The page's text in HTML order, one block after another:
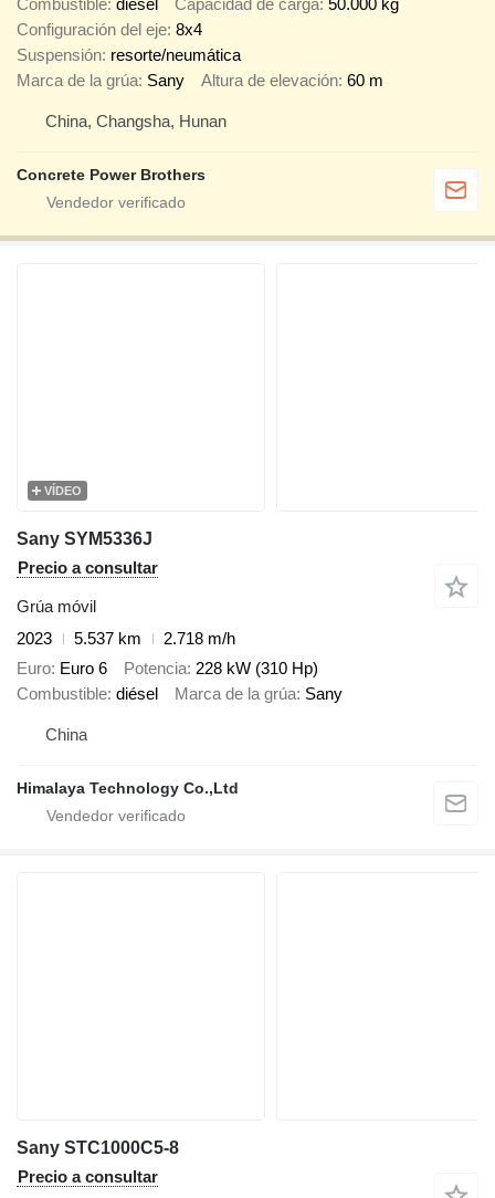
Configuración del eje 8x4
Suspensión resorte/neumática
Marca de la grúa Sany Altura de elevación 60 m
China, Changsha, Hunan
Concrete Power Brothers
VÍDEO
Sany SYM5336J
Precio a consultar
Grúa móvil
2023
5.537 km
2.718 m/h
Euro Euro 6 Potencia 228 kW (310 Hp)
Combustible diésel Marca de la grúa Sany
China
Himalaya Technology Co.,Ltd
Sany STC1000C5-8
Precio a consultar